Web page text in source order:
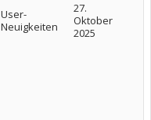
User-
Neuigkeiten
27.
Oktober
2025